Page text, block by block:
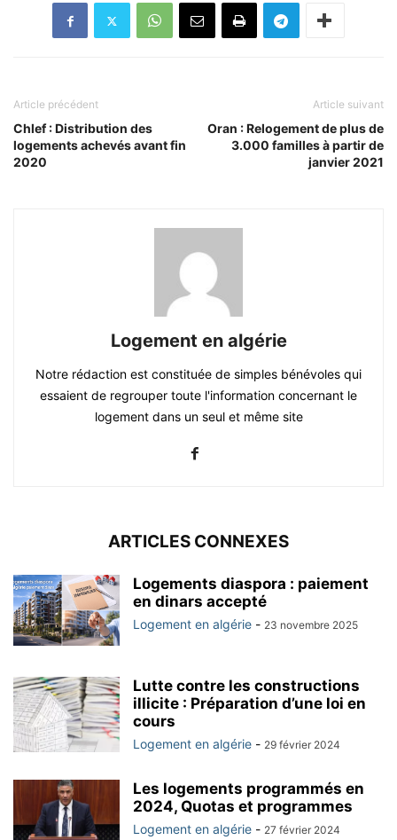
Article précédent
Chlef : Distribution des
logements achevés avant fin
2020
Article suivant
Oran : Relogement de plus de
3.000 familles à partir de
janvier 2021
Logement en algérie
Notre rédaction est constituée de simples bénévoles qui
essaient de regrouper toute l'information concernant le
logement dans un seul et même site
ARTICLES CONNEXES
Logements diaspora : paiement
en dinars accepté
Logement en algérie - 23 novembre 2025
Lutte contre les constructions
illicite : Préparation d’une loi en
cours
Logement en algérie - 29 février 2024
Les logements programmés en
2024, Quotas et programmes
Logement en algérie - 27 février 2024